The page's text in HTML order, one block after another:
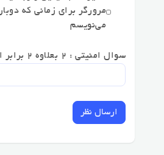
مرورگر برای زمانی که
می‌نویسم
سوال امنیتی : 2 بعلاوه 2 برابر است با؟
ارسال نظر